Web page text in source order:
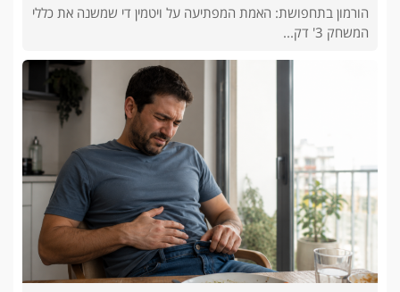
הורמון בתחפושת: האמת המפתיעה על ויטמין די שמשנה את כללי
המשחק 3' דק...